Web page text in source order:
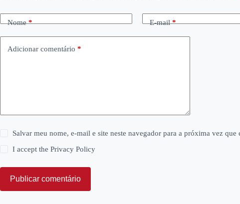
Nome* E-mail*
Adicionar comentário *
Salvar meu nome, e-mail e site neste navegador para a próxima vez que
I accept thePrivacy Policy
Publicar comentário